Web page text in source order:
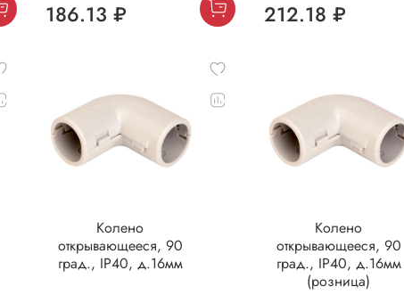
186.13 ₽ 212.18 ₽
Колено
открывающееся, 90
град., IP40, д.16мм
Колено
открывающееся, 90
град., IP40, д.16мм
(розница)